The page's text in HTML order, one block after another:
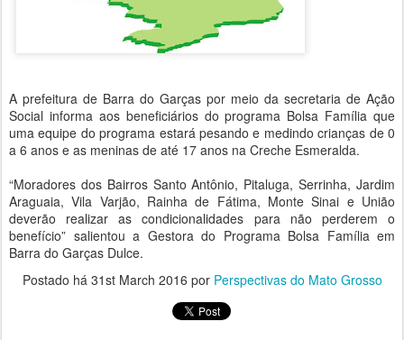
A prefeitura de Barra do Garças por meio da secretaria de Ação
Social informa aos beneficiários do programa Bolsa Família que
uma equipe do programa estará pesando e medindo crianças de 0
a 6 anos e as meninas de até 17 anos na Creche Esmeralda.
“Moradores dos Bairros Santo Antônio, Pitaluga, Serrinha, Jardim
Araguaia, Vila Varjão, Rainha de Fátima, Monte Sinai e União
deverão realizar as condicionalidades para não perderem o
benefício” salientou a Gestora do Programa Bolsa Família em
Barra do Garças Dulce.
Postado há 31st March 2016 por Perspectivas do Mato Grosso